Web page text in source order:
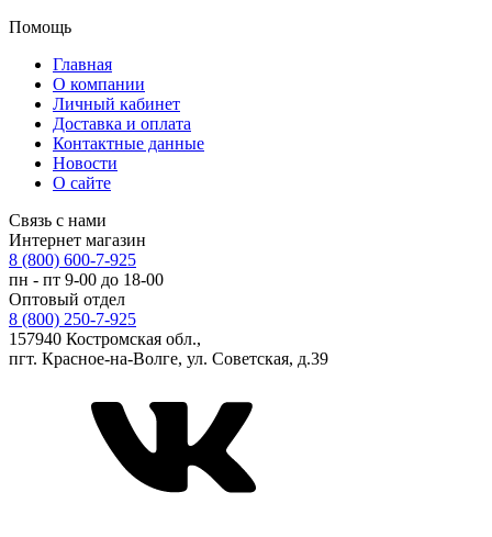
Помощь
Главная
О компании
Личный кабинет
Доставка и оплата
Контактные данные
Новости
О сайте
Связь с нами
Интернет магазин
8 (800) 600-7-925
пн - пт 9-00 до 18-00
Оптовый отдел
8 (800) 250-7-925
157940 Костромская обл.,
пгт. Красное-на-Волге, ул. Советская, д.39